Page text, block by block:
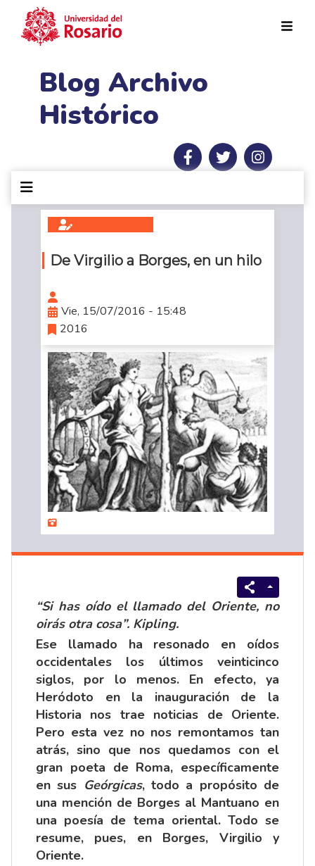
Blog Archivo
Histórico
De Virgilio a Borges, en un hilo
Vie, 15/07/2016 - 15:48
2016
“Si has oído el llamado del Oriente, no
oirás otra cosa”. Kipling.
Ese llamado ha resonado en oídos
occidentales los últimos veinticinco
siglos, por lo menos. En efecto, ya
Heródoto en la inauguración de la
Historia nos trae noticias de Oriente.
Pero esta vez no nos remontamos tan
atrás, sino que nos quedamos con el
gran poeta de Roma, específicamente
en sus Geórgicas, todo a propósito de
una mención de Borges al Mantuano en
una poesía de tema oriental. Todo se
resume, pues, en Borges, Virgilio y
Oriente.